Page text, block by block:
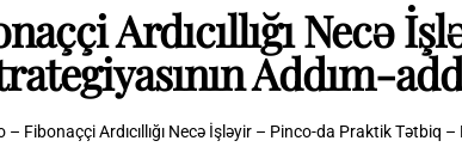
Ardıcıllığı Necə
Addım-
– Fibonaççi Ardıcıllığı Necə İşləyir – Pinco-da Praktik Tətbiq